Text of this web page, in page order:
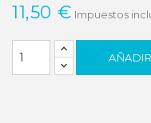
11,50 € Impuestos